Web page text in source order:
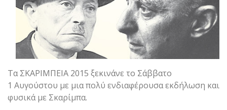
Τα ΣΚΑΡΙΜΠΕΙΑ 2015 ξεκινάνε το Σάββατο
1 Αυγούστου με μια πολύ ενδιαφέρουσα εκδήλωση και
φυσικά με Σκαρίμπα.